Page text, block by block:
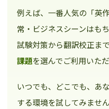
例えば、一番人気の「英
常・ビジネスシーンはも
試験対策から翻訳校正まで
課題を選んでご利用いた
いつでも、どこでも、あ
する環境を試してみませ